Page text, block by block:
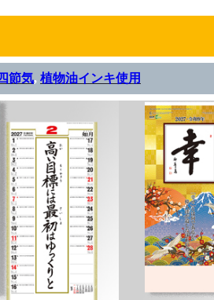
節気, 植物油インキ使用